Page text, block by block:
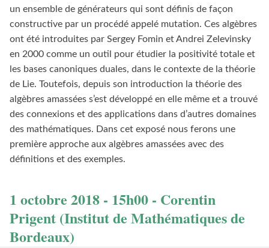
un ensemble de générateurs qui sont définis de façon
constructive par un procédé appelé mutation. Ces algèbres
ont été introduites par Sergey Fomin et Andrei Zelevinsky
en 2000 comme un outil pour étudier la positivité totale et
les bases canoniques duales, dans le contexte de la théorie
de Lie. Toutefois, depuis son introduction la théorie des
algèbres amassées s’est développé en elle même et a trouvé
des connexions et des applications dans d’autres domaines
des mathématiques. Dans cet exposé nous ferons une
première approche aux algèbres amassées avec des
définitions et des exemples.
1 octobre 2018 - 15h00 - Corentin
Prigent (Institut de Mathématiques de
Bordeaux)